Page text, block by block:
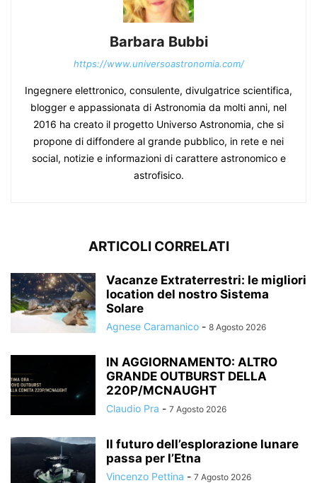
Barbara Bubbi
https://www.universoastronomia.com/
Ingegnere elettronico, consulente, divulgatrice scientifica,
blogger e appassionata di Astronomia da molti anni, nel
2016 ha creato il progetto Universo Astronomia, che si
propone di diffondere al grande pubblico, in rete e nei
social, notizie e informazioni di carattere astronomico e
astrofisico.
ARTICOLI CORRELATI
Vacanze Extraterrestri: le migliori
location del nostro Sistema
Solare
Agnese Caramanico - 8 Agosto 2026
IN AGGIORNAMENTO: ALTRO
GRANDE OUTBURST DELLA
220P/MCNAUGHT
Claudio Pra - 7 Agosto 2026
Il futuro dell’esplorazione lunare
passa per l’Etna
Vincenzo Pettina - 7 Agosto 2026